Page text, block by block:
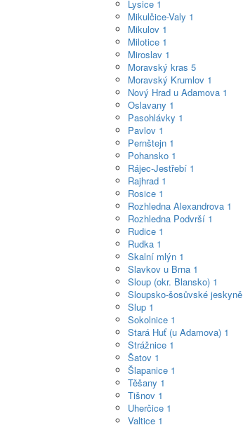
Lysice 1
Mikulčice-Valy 1
Mikulov 1
Milotice 1
Miroslav 1
Moravský kras 5
Moravský Krumlov 1
Nový Hrad u Adamova 1
Oslavany 1
Pasohlávky 1
Pavlov 1
Pernštejn 1
Pohansko 1
Rájec-Jestřebí 1
Rajhrad 1
Rosice 1
Rozhledna Alexandrova 1
Rozhledna Podvrší 1
Rudice 1
Rudka 1
Skalní mlýn 1
Slavkov u Brna 1
Sloup (okr. Blansko) 1
Sloupsko-šosůvské jeskyně
Slup 1
Sokolnice 1
Stará Huť (u Adamova) 1
Strážnice 1
Šatov 1
Šlapanice 1
Těšany 1
Tišnov 1
Uherčice 1
Valtice 1